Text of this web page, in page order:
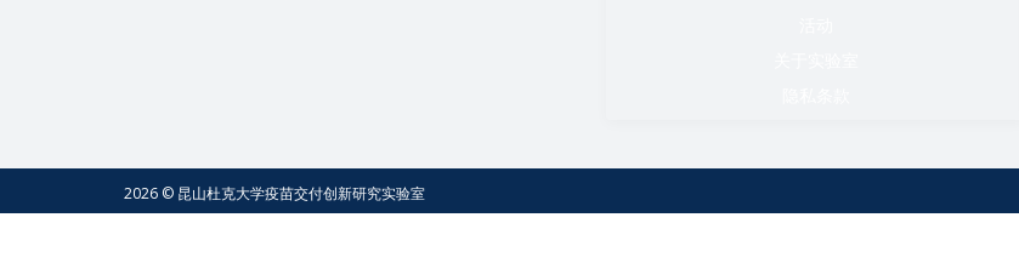
2026 © 昆山杜克大学疫苗交付创新研究实验室